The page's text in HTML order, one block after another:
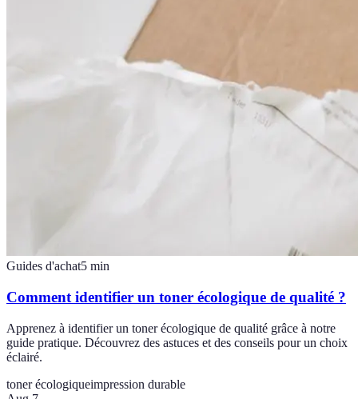
Guides d'achat5 min
Comment identifier un toner écologique de qualité ?
Apprenez à identifier un toner écologique de qualité grâce à notre
guide pratique. Découvrez des astuces et des conseils pour un choix
éclairé.
toner écologiqueimpression durable